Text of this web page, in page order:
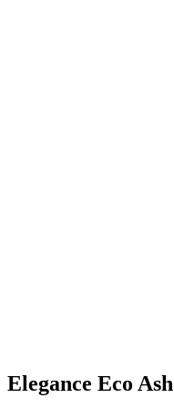
Elegance Eco Ash